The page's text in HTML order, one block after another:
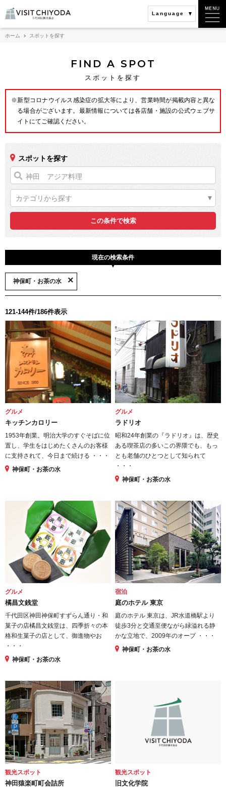
Language
ホーム スポットを探す
FIND A SPOT
スポットを探す
※新型コロナウイルス感染症の拡大等により、営業時間が掲載内容と異な
る場合がございます。最新情報については各店舗・施設の公式ウェブサ
イトにてご確認ください。
スポットを探す
カテゴリから探す
現在の検索条件
神保町・お茶の水
121-144件/186件表示
グルメ
キッチンカロリー
1953年創業。明治大学のすぐそばに位
置し、学生をはじめたくさんのお客様
に支持されて、今日まで続ける ・・・
神保町・お茶の水
グルメ
ラドリオ
昭和24年創業の『ラドリオ』は、歴史
ある喫茶店の多いこの界隈でも、もっ
とも老舗のひとつとして知られて
・・・
神保町・お茶の水
グルメ
橘昌文銭堂
千代田区神田神保町すずらん通り・和
菓子の店橘昌文銭堂は、四季折々の本
格和生菓子の店として、御進物やお
・・・
神保町・お茶の水
宿泊
庭のホテル 東京
庭のホテル 東京は、JR水道橋駅より
徒歩3分と交通至便ながら緑溢れる静
かな立地で、2009年のオープ ・・・
神保町・お茶の水
観光スポット
神田猿楽町町会詰所
観光スポット
旧文化学院